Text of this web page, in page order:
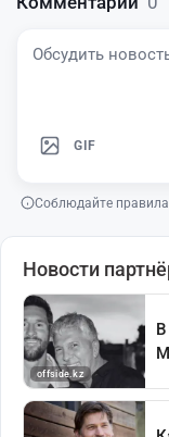
GIF
Соблюдайте